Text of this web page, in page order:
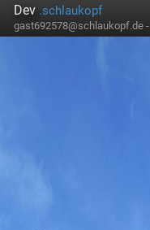
Dev .schlaukopf
gast692578@schlaukopf.de -